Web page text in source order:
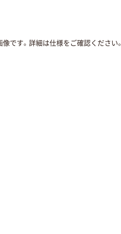
です。詳細は仕様をご確認ください。